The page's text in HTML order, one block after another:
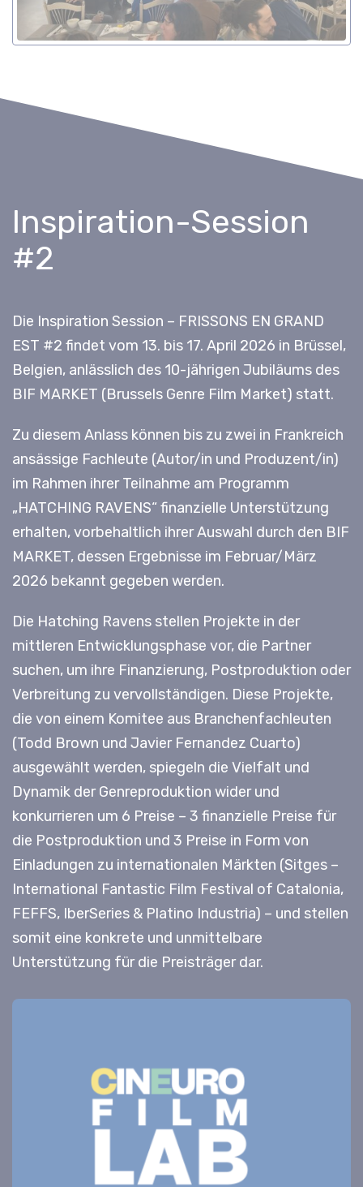
Inspiration-Session
#2
Die Inspiration Session – FRISSONS EN GRAND
EST #2 findet vom 13. bis 17. April 2026 in Brüssel,
Belgien, anlässlich des 10-jährigen Jubiläums des
BIF MARKET (Brussels Genre Film Market) statt.
Zu diesem Anlass können bis zu zwei in Frankreich
ansässige Fachleute (Autor/in und Produzent/in)
im Rahmen ihrer Teilnahme am Programm
„HATCHING RAVENS“ finanzielle Unterstützung
erhalten, vorbehaltlich ihrer Auswahl durch den BIF
MARKET, dessen Ergebnisse im Februar/März
2026 bekannt gegeben werden.
Die Hatching Ravens stellen Projekte in der
mittleren Entwicklungsphase vor, die Partner
suchen, um ihre Finanzierung, Postproduktion oder
Verbreitung zu vervollständigen. Diese Projekte,
die von einem Komitee aus Branchenfachleuten
(Todd Brown und Javier Fernandez Cuarto)
ausgewählt werden, spiegeln die Vielfalt und
Dynamik der Genreproduktion wider und
konkurrieren um 6 Preise – 3 finanzielle Preise für
die Postproduktion und 3 Preise in Form von
Einladungen zu internationalen Märkten (Sitges –
International Fantastic Film Festival of Catalonia,
FEFFS, IberSeries & Platino Industria) – und stellen
somit eine konkrete und unmittelbare
Unterstützung für die Preisträger dar.